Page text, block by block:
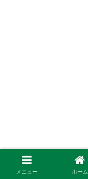
メニュー ホーム